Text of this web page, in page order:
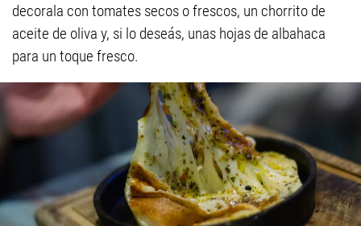
decorala con tomates secos o frescos, un chorrito de
aceite de oliva y, si lo deseás, unas hojas de albahaca
para un toque fresco.